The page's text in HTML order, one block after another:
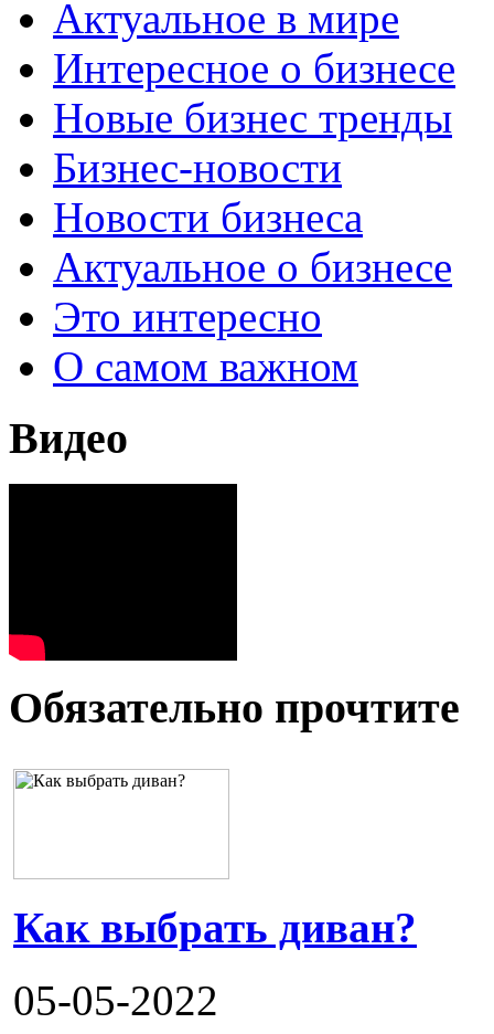
Актуальное в мире
Интересное о бизнесе
Новые бизнес тренды
Бизнес-новости
Новости бизнеса
Актуальное о бизнесе
Это интересно
О самом важном
Видео
Обязательно прочтите
Как выбрать диван?
05-05-2022